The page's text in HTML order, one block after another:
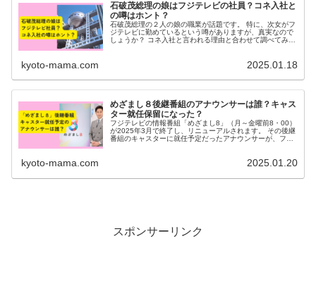
石破茂総理の娘はフジテレビの社員？コネ入社と
の噂はホント？
石破茂総理の２人の娘の職業が話題です。 特に、次女がフ
ジテレビに勤めているという噂がありますが、真実なので
しょうか？ コネ入社と言われる理由と合わせて調べてみま
kyoto-mama.com 2025.01.18
めざまし８後継番組のアナウンサーは誰？キャス
ター就任保留になった？
フジテレビの情報番組「めざまし8」（月～金曜前8・00）
が2025年3月で終了し、リニューアルされます。 その後継
番組のキャスターに就任予定だったアナウンサーが、フジ
kyoto-mama.com 2025.01.20
スポンサーリンク